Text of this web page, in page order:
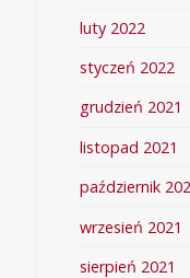
luty 2022
styczeń 2022
grudzień 2021
listopad 2021
październik
wrzesień 2021
sierpień 2021